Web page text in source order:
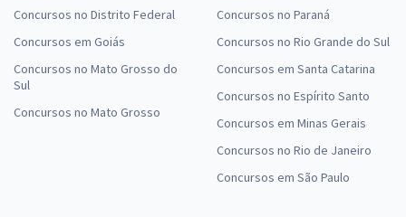
Concursos no Distrito Federal
Concursos em Goiás
Concursos no Mato Grosso do
Sul
Concursos no Mato Grosso
Concursos no Paraná
Concursos no Rio Grande do Sul
Concursos em Santa Catarina
Concursos no Espírito Santo
Concursos em Minas Gerais
Concursos no Rio de Janeiro
Concursos em São Paulo